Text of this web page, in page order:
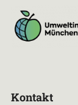
Kontakt